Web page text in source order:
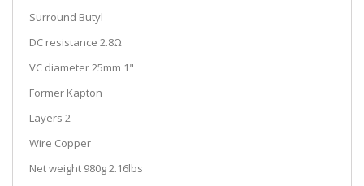
Surround Butyl
DC resistance 2.8Ω
VC diameter 25mm 1"
Former Kapton
Layers 2
Wire Copper
Net weight 980g 2.16lbs